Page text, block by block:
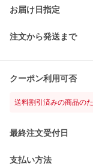
お届け日指定
注文から発送まで
クーポン利用可否
送料割引済みの商品の
最終注文受付日
支払い方法